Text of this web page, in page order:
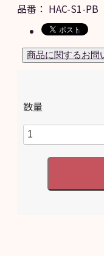
品番： HAC-S1-PB
数量